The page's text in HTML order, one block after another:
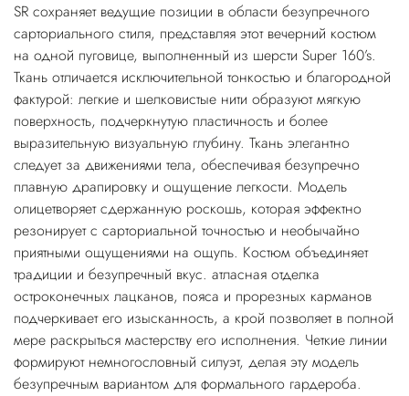
SR сохраняет ведущие позиции в области безупречного
сарториального стиля, представляя этот вечерний костюм
на одной пуговице, выполненный из шерсти Super 160’s.
Ткань отличается исключительной тонкостью и благородной
фактурой: легкие и шелковистые нити образуют мягкую
поверхность, подчеркнутую пластичность и более
выразительную визуальную глубину. Ткань элегантно
следует за движениями тела, обеспечивая безупречно
плавную драпировку и ощущение легкости. Модель
олицетворяет сдержанную роскошь, которая эффектно
резонирует с сарториальной точностью и необычайно
приятными ощущениями на ощупь. Костюм объединяет
традиции и безупречный вкус. атласная отделка
остроконечных лацканов, пояса и прорезных карманов
подчеркивает его изысканность, а крой позволяет в полной
мере раскрыться мастерству его исполнения. Четкие линии
формируют немногословный силуэт, делая эту модель
безупречным вариантом для формального гардероба.